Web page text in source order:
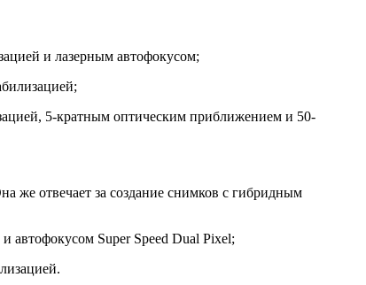
и лазерным автофокусом;
5-кратным оптическим приближением и 50-
же отвечает за создание снимков с гибридным
автофокусом Super Speed Dual Pixel;